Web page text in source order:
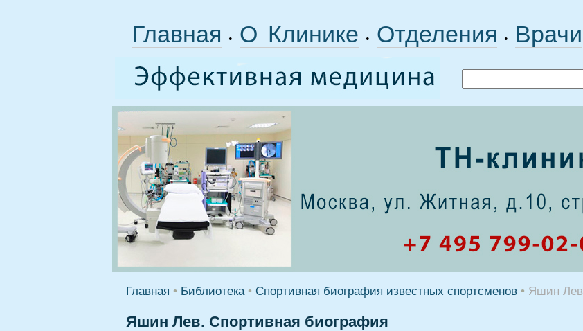
Главная • О Клинике • Отделения • Врачи
Главная • Библиотека • Спортивная биография известных спортсменов • Яшин Лев
Яшин Лев. Спортивная биография